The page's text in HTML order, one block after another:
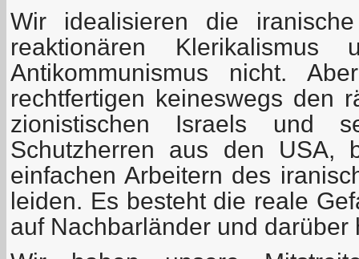
Wir idealisieren die
reaktionären Klerikalismus
Antikommunismus nicht.
rechtfertigen keineswegs den
zionistischen Israels und
Schutzherren aus den USA,
einfachen Arbeitern des
leiden. Es besteht die reale
auf Nachbarländer und darüber